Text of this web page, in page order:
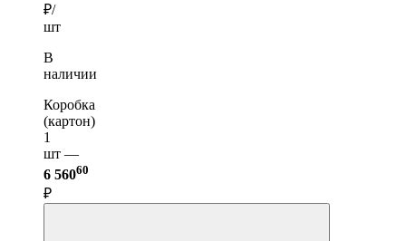
₽/
шт
В
наличии
Коробка
(картон)
1
шт —
6 56060
₽